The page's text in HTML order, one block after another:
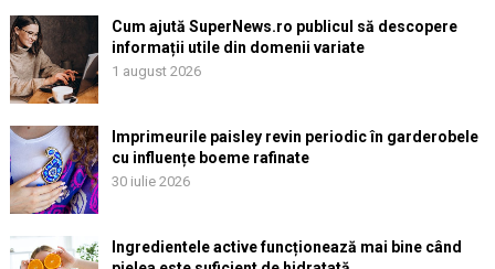
Cum ajută SuperNews.ro publicul să descopere
informații utile din domenii variate
1 august 2026
Imprimeurile paisley revin periodic în garderobele
cu influențe boeme rafinate
30 iulie 2026
Ingredientele active funcționează mai bine când